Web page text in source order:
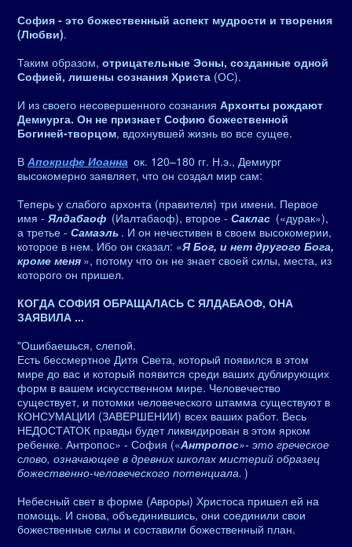
София - это божественный аспект мудрости и творения
(Любви).
Таким образом, отрицательные Эоны, созданные одной
Софией, лишены сознания Христа (ОС).
И из своего несовершенного сознания Архонты рождают
Демиурга. Он не признает Софию божественной
Богиней-творцом, вдохнувшей жизнь во все сущее.
В Апокрифе Иоанна ок. 120–180 гг. Н.э., Демиург
высокомерно заявляет, что он создал мир сам:
Теперь у слабого архонта (правителя) три имени. Первое
имя - Ялдабаоф (Иалтабаоф), второе - Саклас («дурак»),
а третье - Самаэль . И он нечестивен в своем высокомерии,
которое в нем. Ибо он сказал: «Я Бог, и нет другого Бога,
кроме меня », потому что он не знает своей силы, места, из
которого он пришел.
КОГДА СОФИЯ ОБРАЩАЛАСЬ С ЯЛДАБАОФ, ОНА
ЗАЯВИЛА ...
"Ошибаешься, слепой.
Есть бессмертное Дитя Света, который появился в этом
мире до вас и который появится среди ваших дублирующих
форм в вашем искусственном мире. Человечество
существует, и потомки человеческого штамма существуют в
КОНСУМАЦИИ (ЗАВЕРШЕНИИ) всех ваших работ. Весь
НЕДОСТАТОК правды будет ликвидирован в этом ярком
ребенке. Антропос» - София («Антропос»- это греческое
слово, означающее в древних школах мистерий образец
божественно-человеческого потенциала. )
Небесный свет в форме (Авроры) Христоса пришел ей на
помощь. И снова, объединившись, они соединили свои
божественные силы и составили божественный план.